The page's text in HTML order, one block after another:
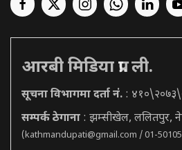
आरबी मिडिया प्रा. ली.
सूचना विभागमा दर्ता नं. :
सम्पर्क ठेगाना : झम्सीखेल, ललितपुर,
(kathmandupati@gmail.com / 01-